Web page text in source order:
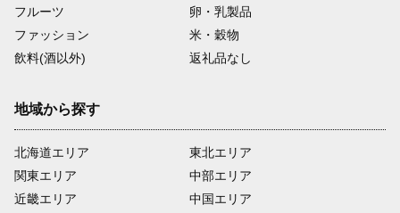
フルーツ
卵・乳製品
ファッション
米・穀物
飲料(酒以外)
返礼品なし
地域から探す
北海道エリア
関東エリア
近畿エリア
東北エリア
中部エリア
中国エリア